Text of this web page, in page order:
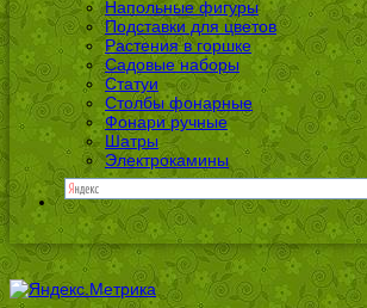
Напольные фигуры
Подставки для цветов
Растения в горшке
Садовые наборы
Статуи
Столбы фонарные
Фонари ручные
Шатры
Электрокамины